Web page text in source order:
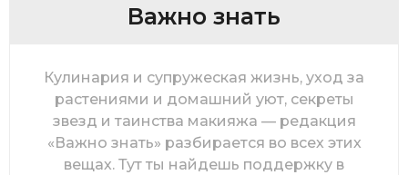
Важно знать
Кулинария и супружеская жизнь, уход за
растениями и домашний уют, секреты
звезд и таинства макияжа — редакция
«Важно знать» разбирается во всех этих
вещах. Тут ты найдешь поддержку в